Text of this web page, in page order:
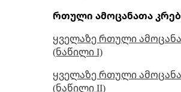
რთული ამოცანათა
ყველაზე რთული
(ნაწილი I)
ყველაზე რთული
(ნაწილი II)